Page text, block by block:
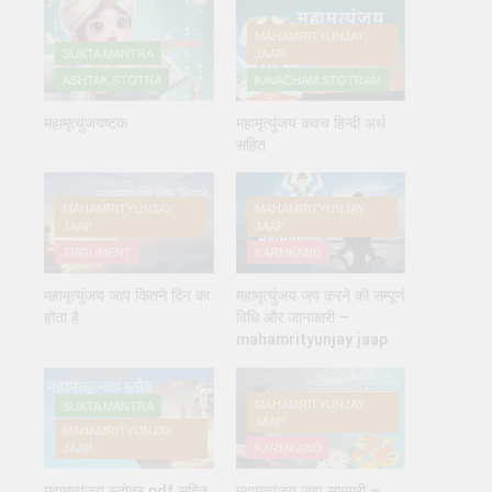
देने के नियम और विधि : 70 सूर्य अर्घ्य मंत्र संस्कृत में
SUKTA MANTRA
ASHTAK STOTRA
महामृत्युंजयष्टक
MAHAMRITYUNJAY
JAAP
KAVACHAM STOTRAM
महामृत्युंजय कवच हिन्दी अर्थ
सहित
MAHAMRITYUNJAY
JAAP
महामृत्युंजय जाप कितने दिन का
होता है
MAHAMRITYUNJAY
JAAP
महामृत्युंजय जप करने की सम्पूर्ण
विधि और जानकारी –
mahamrityunjay jaap
SUKTA MANTRA
MAHAMRITYUNJAY
JAAP
MAHAMRITYUNJAY
JAAP